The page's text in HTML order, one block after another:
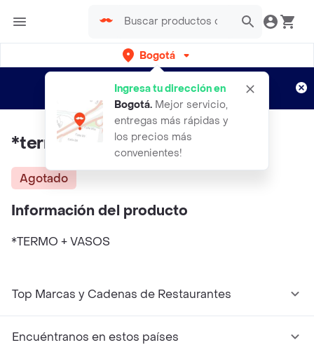
Bogotá
Ingresa tu dirección en
Bogotá. Mejor servicio,
entregas más rápidas y
los precios más
convenientes!
envíos gratis por semanas
Aplican TyC
*termo + Vasos
Agotado
Información del producto
*TERMO + VASOS
Top Marcas y Cadenas de Restaurantes
Encuéntranos en estos países